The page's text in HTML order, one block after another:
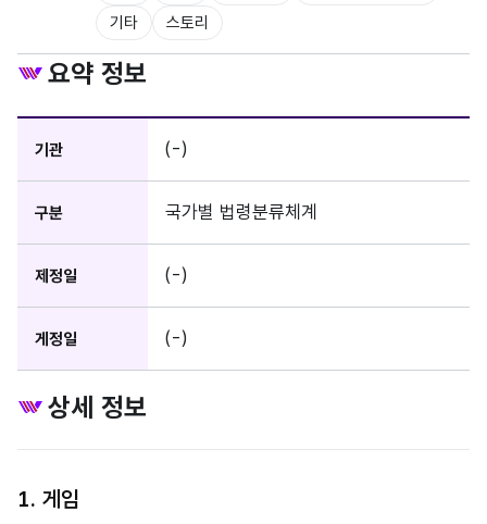
기타
스토리
요약 정보
기관 (-)
구분 국가별 법령분류체계
제정일 (-)
게정일 (-)
상세 정보
1. 게임